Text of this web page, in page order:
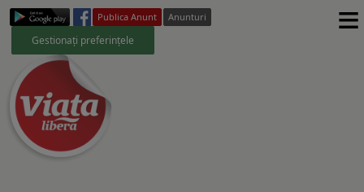
Publica Anunt Anunturi
Gestionați preferințele ≡